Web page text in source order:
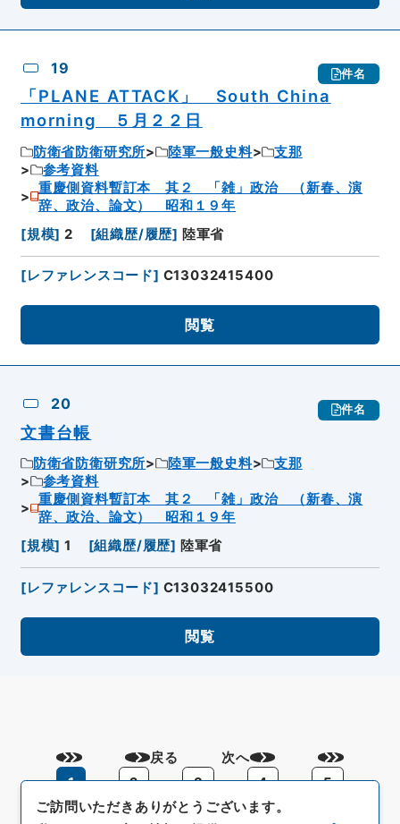
19 件名
「PLANE ATTACK」 South China
morning ５月２２日
防衛省防衛研究所 陸軍一般史料
支那
参考資料
重慶側資料暫訂本 其２ 「雑」政治 （新春、演
辞、政治、論文） 昭和１９年
[規模] 2 [組織歴/履歴] 陸軍省
[レファレンスコード] C13032415400
閲覧
20 件名
文書台帳
防衛省防衛研究所 陸軍一般史料
支那
参考資料
重慶側資料暫訂本 其２ 「雑」政治 （新春、演
辞、政治、論文） 昭和１９年
[規模] 1 [組織歴/履歴] 陸軍省
[レファレンスコード] C13032415500
閲覧
戻る
1
2 3 4 5
次へ
ご訪問いただきありがとうございます。